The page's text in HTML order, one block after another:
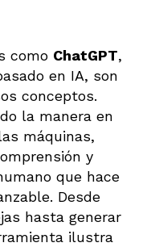
como ChatGPT,
en IA, son
conceptos.
la manera en
máquinas,
y
que hace
Desde
hasta generar
ilustra